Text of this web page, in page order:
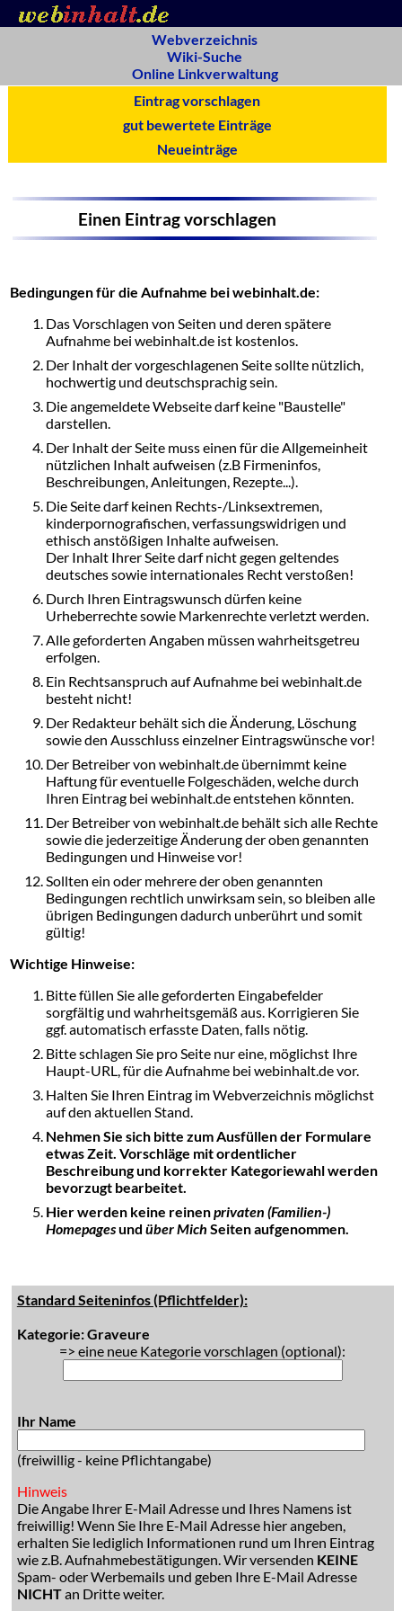
Webverzeichnis
Wiki-Suche
Online Linkverwaltung
Eintrag vorschlagen
gut bewertete Einträge
Neueinträge
Einen Eintrag vorschlagen
Bedingungen für die Aufnahme bei webinhalt.de:
Das Vorschlagen von Seiten und deren spätere
Aufnahme bei webinhalt.de ist kostenlos.
Der Inhalt der vorgeschlagenen Seite sollte nützlich,
hochwertig und deutschsprachig sein.
Die angemeldete Webseite darf keine "Baustelle"
darstellen.
Der Inhalt der Seite muss einen für die Allgemeinheit
nützlichen Inhalt aufweisen (z.B Firmeninfos,
Beschreibungen, Anleitungen, Rezepte...).
Die Seite darf keinen Rechts-/Linksextremen,
kinderpornografischen, verfassungswidrigen und
ethisch anstößigen Inhalte aufweisen.
Der Inhalt Ihrer Seite darf nicht gegen geltendes
deutsches sowie internationales Recht verstoßen!
Durch Ihren Eintragswunsch dürfen keine
Urheberrechte sowie Markenrechte verletzt werden.
Alle geforderten Angaben müssen wahrheitsgetreu
erfolgen.
Ein Rechtsanspruch auf Aufnahme bei webinhalt.de
besteht nicht!
Der Redakteur behält sich die Änderung, Löschung
sowie den Ausschluss einzelner Eintragswünsche vor!
Der Betreiber von webinhalt.de übernimmt keine
Haftung für eventuelle Folgeschäden, welche durch
Ihren Eintrag bei webinhalt.de entstehen könnten.
Der Betreiber von webinhalt.de behält sich alle Rechte
sowie die jederzeitige Änderung der oben genannten
Bedingungen und Hinweise vor!
Sollten ein oder mehrere der oben genannten
Bedingungen rechtlich unwirksam sein, so bleiben alle
übrigen Bedingungen dadurch unberührt und somit
gültig!
Wichtige Hinweise:
Bitte füllen Sie alle geforderten Eingabefelder
sorgfältig und wahrheitsgemäß aus. Korrigieren Sie
ggf. automatisch erfasste Daten, falls nötig.
Bitte schlagen Sie pro Seite nur eine, möglichst Ihre
Haupt-URL, für die Aufnahme bei webinhalt.de vor.
Halten Sie Ihren Eintrag im Webverzeichnis möglichst
auf den aktuellen Stand.
Nehmen Sie sich bitte zum Ausfüllen der Formulare
etwas Zeit. Vorschläge mit ordentlicher
Beschreibung und korrekter Kategoriewahl werden
bevorzugt bearbeitet.
Hier werden keine reinenprivaten (Familien-)
Homepagesund über Mich Seiten aufgenommen.
Standard Seiteninfos (Pflichtfelder):
Kategorie: Graveure
=> eine neue Kategorie vorschlagen (optional):
Ihr Name
(freiwillig - keine Pflichtangabe)
Hinweis
Die Angabe Ihrer E-Mail Adresse und Ihres Namens ist
freiwillig! Wenn Sie Ihre E-Mail Adresse hier angeben,
erhalten Sie lediglich Informationen rund um Ihren Eintrag
wie z.B. Aufnahmebestätigungen. Wir versenden KEINE
Spam- oder Werbemails und geben Ihre E-Mail Adresse
NICHTan Dritte weiter.